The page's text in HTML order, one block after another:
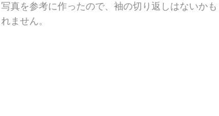
写真を参考に作ったので、袖の切り返しはないかも
れません。